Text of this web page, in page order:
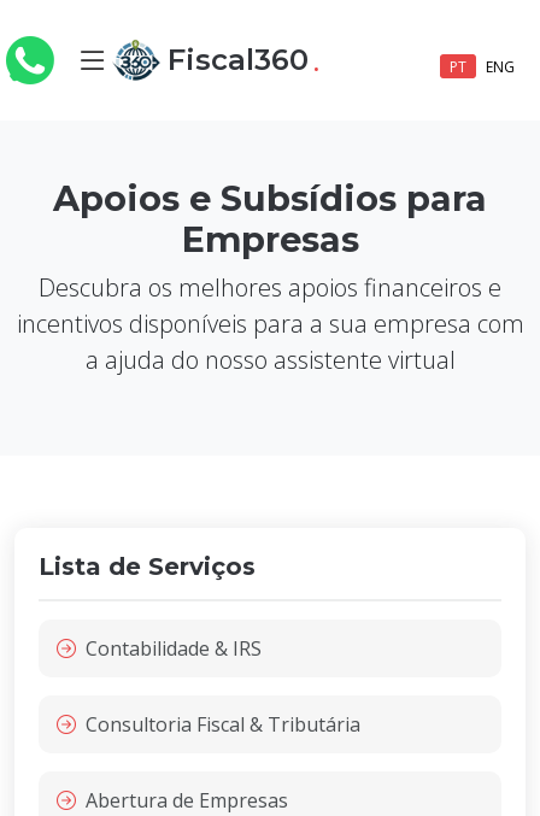
Fiscal360 . PT ENG
Apoios e Subsídios para
Empresas
Descubra os melhores apoios financeiros e
incentivos disponíveis para a sua empresa com
a ajuda do nosso assistente virtual
Lista de Serviços
Contabilidade & IRS
Consultoria Fiscal & Tributária
Abertura de Empresas